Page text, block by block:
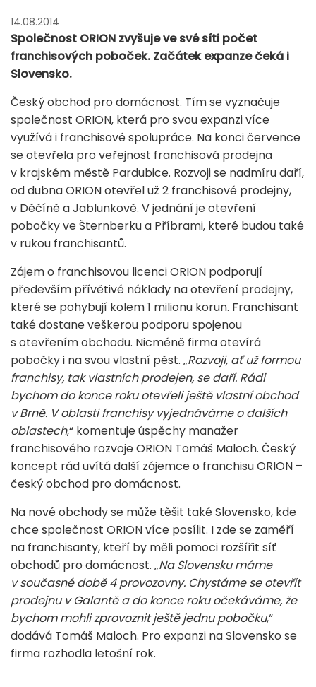
14.08.2014
Společnost ORION zvyšuje ve své síti počet
franchisových poboček. Začátek expanze čeká i
Slovensko.
Český obchod pro domácnost. Tím se vyznačuje
společnost ORION, která pro svou expanzi více
využívá i franchisové spolupráce. Na konci července
se otevřela pro veřejnost franchisová prodejna
v krajském městě Pardubice. Rozvoji se nadmíru daří,
od dubna ORION otevřel už 2 franchisové prodejny,
v Děčíně a Jablunkově. V jednání je otevření
pobočky ve Šternberku a Příbrami, které budou také
v rukou franchisantů.
Zájem o franchisovou licenci ORION podporují
především přívětivé náklady na otevření prodejny,
které se pohybují kolem 1 milionu korun. Franchisant
také dostane veškerou podporu spojenou
s otevřením obchodu. Nicméně firma otevírá
pobočky i na svou vlastní pěst. „Rozvoji, ať už formou
franchisy, tak vlastních prodejen, se daří. Rádi
bychom do konce roku otevřeli ještě vlastní obchod
v Brně. V oblasti franchisy vyjednáváme o dalších
oblastech,“ komentuje úspěchy manažer
franchisového rozvoje ORION Tomáš Maloch. Český
koncept rád uvítá další zájemce o franchisu ORION –
český obchod pro domácnost.
Na nové obchody se může těšit také Slovensko, kde
chce společnost ORION více posílit. I zde se zaměří
na franchisanty, kteří by měli pomoci rozšířit síť
obchodů pro domácnost. „Na Slovensku máme
v současné době 4 provozovny. Chystáme se otevřít
prodejnu v Galantě a do konce roku očekáváme, že
bychom mohli zprovoznit ještě jednu pobočku,“
dodává Tomáš Maloch. Pro expanzi na Slovensko se
firma rozhodla letošní rok.